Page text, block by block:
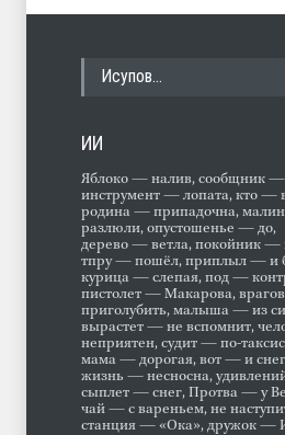
Исупов…
ИИ
Яблоко — налив, сообщник —
инструмент — лопата, кто —
родина — припадочна,
разлюли, опустошенье — до,
дерево — ветла, покойник —
тпру — пошёл, приплыл — и
курица — слепая, под —
пистолет — Макарова,
приголубить, малыша — из
вырастет — не вспомнит,
неприятен, судит — по-
мама — дорогая, вот — и
жизнь — несносна,
сыплет — снег, Протва — у
чай — с вареньем, не
станция — «Ока», дружок —